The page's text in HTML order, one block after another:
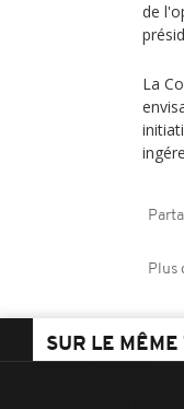
de
La
Plus
SUR LE MÊME